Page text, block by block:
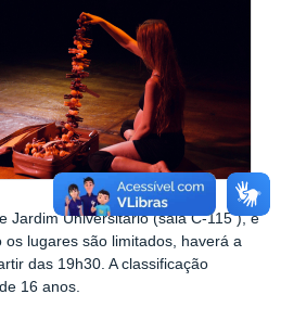
Jardim Universitário (sala C-115 ), e
lugares são limitados, haverá a
das 19h30. A classificação
16 anos.